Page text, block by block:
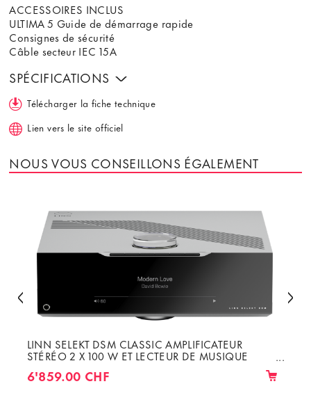
ACCESSOIRES INCLUS
ULTIMA 5 Guide de démarrage rapide
Consignes de sécurité
Câble secteur IEC 15A
SPÉCIFICATIONS
Télécharger la fiche technique
Lien vers le site officiel
NOUS VOUS CONSEILLONS ÉGALEMENT
LINN SELEKT DSM CLASSIC AMPLIFICATEUR
STÉRÉO 2 X 100 W ET LECTEUR DE MUSIQUE
6'859.00 CHF